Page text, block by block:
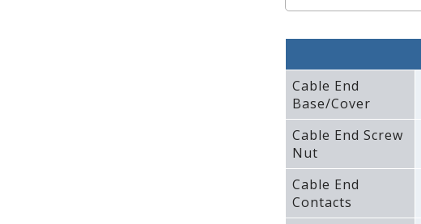
Cable End
Base/Cover
Cable End Screw
Nut
Cable End
Contacts